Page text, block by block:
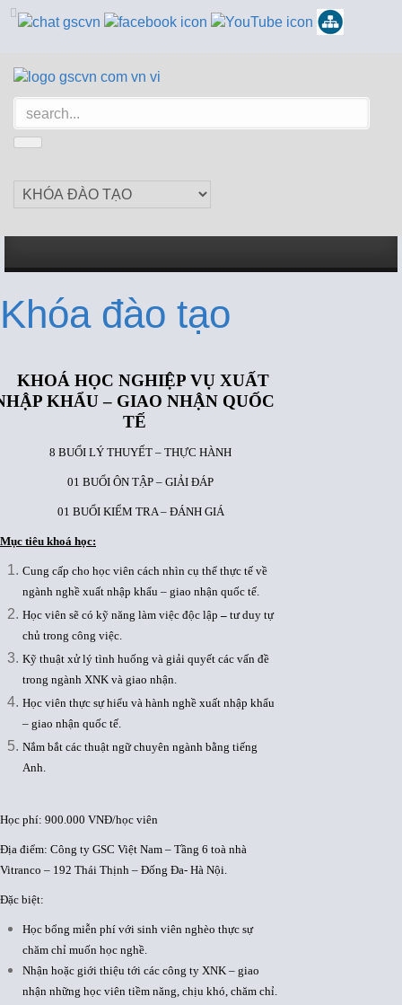
Khóa đào tạo
KHOÁ HỌC NGHIỆP VỤ XUẤT
KHẨU – GIAO NHẬN QUỐC
TẾ
8 BUỔI LÝ THUYẾT – THỰC HÀNH
01 BUỔI ÔN TẬP – GIẢI ĐÁP
01 BUỔI KIỂM TRA – ĐÁNH GIÁ
Mục tiêu khoá học:
Cung cấp cho học viên cách nhìn cụ thể thực tế về
ngành nghề xuất nhập khẩu – giao nhận quốc tế.
Học viên sẽ có kỹ năng làm việc độc lập – tư duy tự
chủ trong công việc.
Kỹ thuật xử lý tình huống và giải quyết các vấn đề
trong ngành XNK và giao nhận.
Học viên thực sự hiểu và hành nghề xuất nhập khẩu
– giao nhận quốc tế.
Nắm bắt các thuật ngữ chuyên ngành bằng tiếng
Anh.
Học phí: 900.000 VNĐ/học viên
Địa điểm: Công ty GSC Việt Nam – Tầng 6 toà nhà
Vitranco – 192 Thái Thịnh – Đống Đa- Hà Nội.
Đặc biệt:
Học bổng miễn phí với sinh viên nghèo thực sự
chăm chỉ muốn học nghề.
Nhận hoặc giới thiệu tới các công ty XNK – giao
nhận những học viên tiềm năng, chịu khó, chăm chỉ.